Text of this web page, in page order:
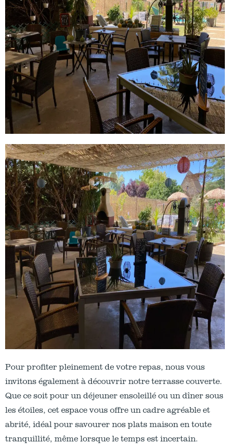
Pour profiter pleinement de votre repas, nous vous
invitons également à découvrir notre terrasse couverte.
Que ce soit pour un déjeuner ensoleillé ou un dîner sous
les étoiles, cet espace vous offre un cadre agréable et
abrité, idéal pour savourer nos plats maison en toute
tranquillité, même lorsque le temps est incertain.